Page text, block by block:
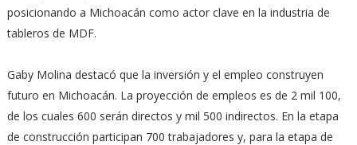
posicionando a Michoacán como actor clave en la industria de
tableros de MDF.
Gaby Molina destacó que la inversión y el empleo construyen
futuro en Michoacán. La proyección de empleos es de 2 mil 100,
de los cuales 600 serán directos y mil 500 indirectos. En la etapa
de construcción participan 700 trabajadores y, para la etapa de